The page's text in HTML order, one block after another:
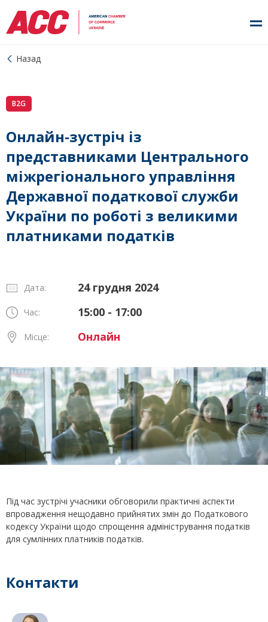
Назад
B2G
Онлайн-зустріч із
представниками Центрального
міжрегіонального управління
Державної податкової служби
України по роботі з великими
платниками податків
Дата: 24 грудня 2024
Час: 15:00 - 17:00
Місце: Онлайн
Під час зустрічі учасники обговорили практичні аспекти
впровадження нещодавно прийнятих змін до Податкового
кодексу України щодо спрощення адміністрування податків
для сумлінних платників податків.
Контакти